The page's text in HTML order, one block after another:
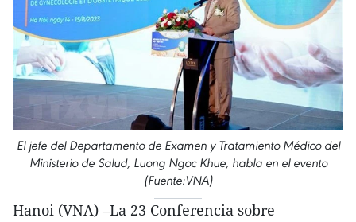
El jefe del Departamento de Examen y Tratamiento Médico del
Ministerio de Salud, Luong Ngoc Khue, habla en el evento
(Fuente:VNA)
Hanoi (VNA) –La 23 Conferencia sobre